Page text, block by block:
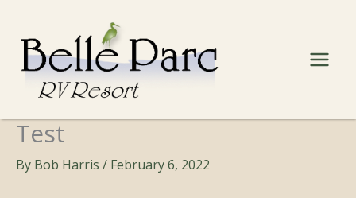
content
Test
By Bob Harris / February 6, 2022